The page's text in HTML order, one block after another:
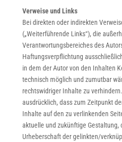
Verweise und Links
Bei direkten oder indirekten
(„Weiterführende Links“), die
Verantwortungsbereiches des
Haftungsverpflichtung
in dem der Autor von den Inhalten
technisch möglich und zumutbar
rechtswidriger Inhalte zu
ausdrücklich, dass zum Zeitpunkt
Inhalte auf den zu verlinkenden
aktuelle und zukünftige Gestaltung,
Urheberschaft der gelinkten/